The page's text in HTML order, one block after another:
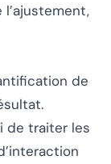
l’ajustement,
de
de traiter les